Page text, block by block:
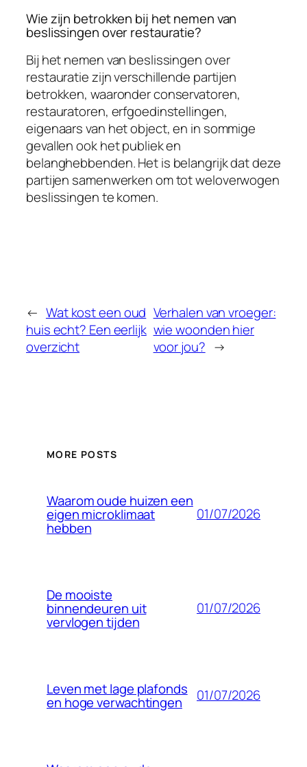
Wie zijn betrokken bij het nemen van
beslissingen over restauratie?
Bij het nemen van beslissingen over
restauratie zijn verschillende partijen
betrokken, waaronder conservatoren,
restauratoren, erfgoedinstellingen,
eigenaars van het object, en in sommige
gevallen ook het publiek en
belanghebbenden. Het is belangrijk dat deze
partijen samenwerken om tot weloverwogen
beslissingen te komen.
← Wat kost een oud
huis echt? Een eerlijk
overzicht
Verhalen van vroeger:
wie woonden hier
voor jou? →
MORE POSTS
Waarom oude huizen een
eigen microklimaat
hebben
01/07/2026
De mooiste
binnendeuren uit
vervlogen tijden
01/07/2026
Leven met lage plafonds
en hoge verwachtingen 01/07/2026